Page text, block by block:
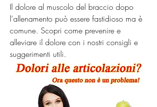
Il dolore al muscolo del braccio dopo
l'allenamento può essere fastidioso ma è
comune. Scopri come prevenire e
alleviare il dolore con i nostri consigli e
suggerimenti utili.